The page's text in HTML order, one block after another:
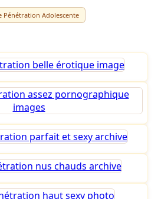
Pénétration Adolescente